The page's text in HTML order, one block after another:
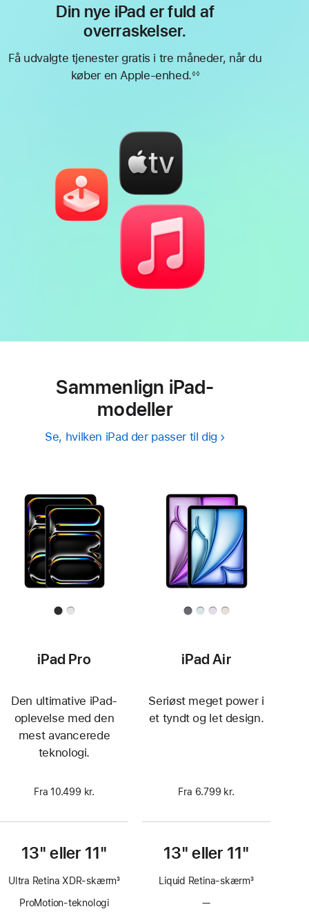
Din nye iPad er fuld af
overraskelser.
Få udvalgte tjenester gratis i tre måneder, når du
køber en Apple-enhed.◊◊
Sammenlign iPad-
modeller
Se, hvilken iPad der passer til dig
iPad Pro
Den ultimative iPad-
oplevelse med den
mest avancerede
teknologi.
Fra 10.499 kr.
13" eller 11"
Ultra Retina XDR-skærm3
ProMotion-teknologi
iPad Air
Seriøst meget power i
et tyndt og let design.
Fra 6.799 kr.
13" eller 11"
Liquid Retina-skærm3
—Uden